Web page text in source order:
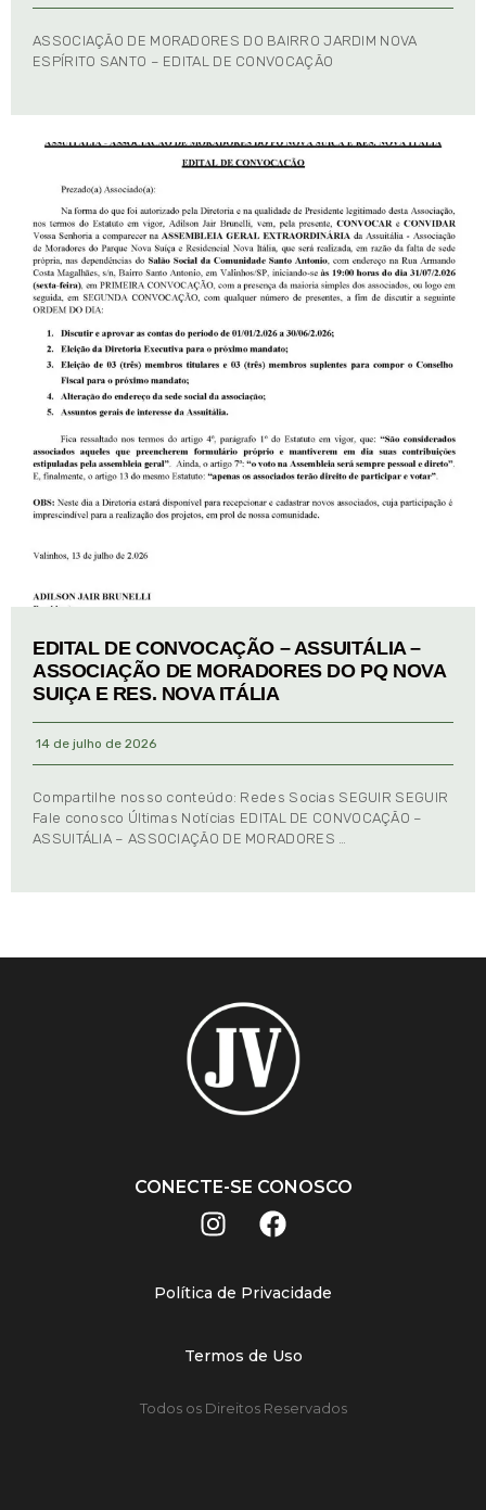
ASSOCIAÇÃO DE MORADORES DO BAIRRO JARDIM NOVA
ESPÍRITO SANTO – EDITAL DE CONVOCAÇÃO
EDITAL DE CONVOCAÇÃO – ASSUITÁLIA –
ASSOCIAÇÃO DE MORADORES DO PQ NOVA
SUIÇA E RES. NOVA ITÁLIA
14 de julho de 2026
Compartilhe nosso conteúdo: Redes Socias SEGUIR SEGUIR
Fale conosco Últimas Notícias EDITAL DE CONVOCAÇÃO –
ASSUITÁLIA – ASSOCIAÇÃO DE MORADORES …
CONECTE-SE CONOSCO
Política de Privacidade
Termos de Uso
Todos os Direitos Reservados